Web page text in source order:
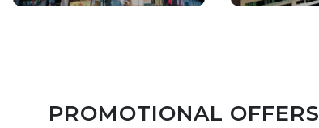
PROMOTIONAL OFFERS